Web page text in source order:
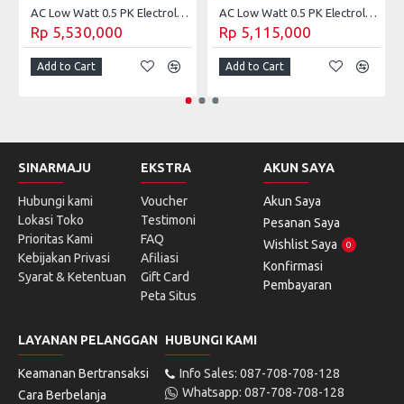
AC Low Watt 0.5 PK Electrolux Vita Cool ESM05CRH-A1 (Unit Only)
Rp 5,530,000
Add to Cart
AC Low Watt 0.5 PK Electrolux Vita Cool ESM05CRI-A1 (Unit Only)
Rp 5,115,000
Add to Cart
SINARMAJU
Hubungi kami
Lokasi Toko
Prioritas Kami
Kebijakan Privasi
Syarat & Ketentuan
EKSTRA
Voucher
Testimoni
FAQ
Afiliasi
Gift Card
Peta Situs
AKUN SAYA
Akun Saya
Pesanan Saya
Wishlist Saya
0
Konfirmasi
Pembayaran
LAYANAN PELANGGAN
Keamanan Bertransaksi
Cara Berbelanja
HUBUNGI KAMI
Info Sales: 087-708-708-128
Whatsapp: 087-708-708-128